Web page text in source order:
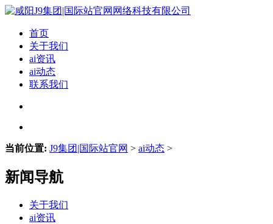
首页
关于我们
ai资讯
ai动态
联系我们
当前位置: J9集团|国际站官网 > ai动态 >
新闻导航
关于我们
ai资讯